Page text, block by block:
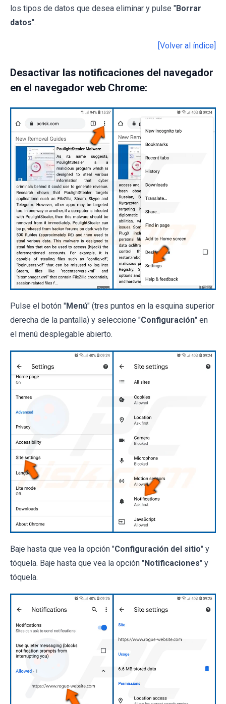
los tipos de datos que desea eliminar y pulse "Borrar
datos".
[Volver al índice]
Desactivar las notificaciones del navegador
en el navegador web Chrome:
Pulse el botón "Menú" (tres puntos en la esquina superior
derecha de la pantalla) y seleccione "Configuración" en
el menú desplegable abierto.
Baje hasta que vea la opción "Configuración del sitio" y
tóquela. Baje hasta que vea la opción "Notificaciones" y
tóquela.